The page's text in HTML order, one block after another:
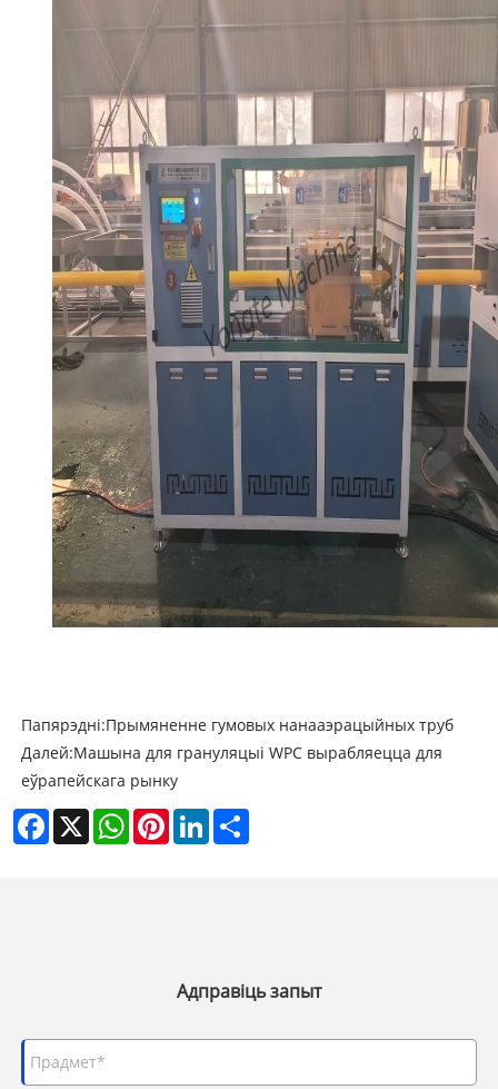
Папярэдні:Прымяненне гумовых нанааэрацыйных труб
Далей:Машына для грануляцыі WPC вырабляецца для
еўрапейскага рынку
Facebook
X WhatsAppPinterestLinkedIn
Адправіць запыт